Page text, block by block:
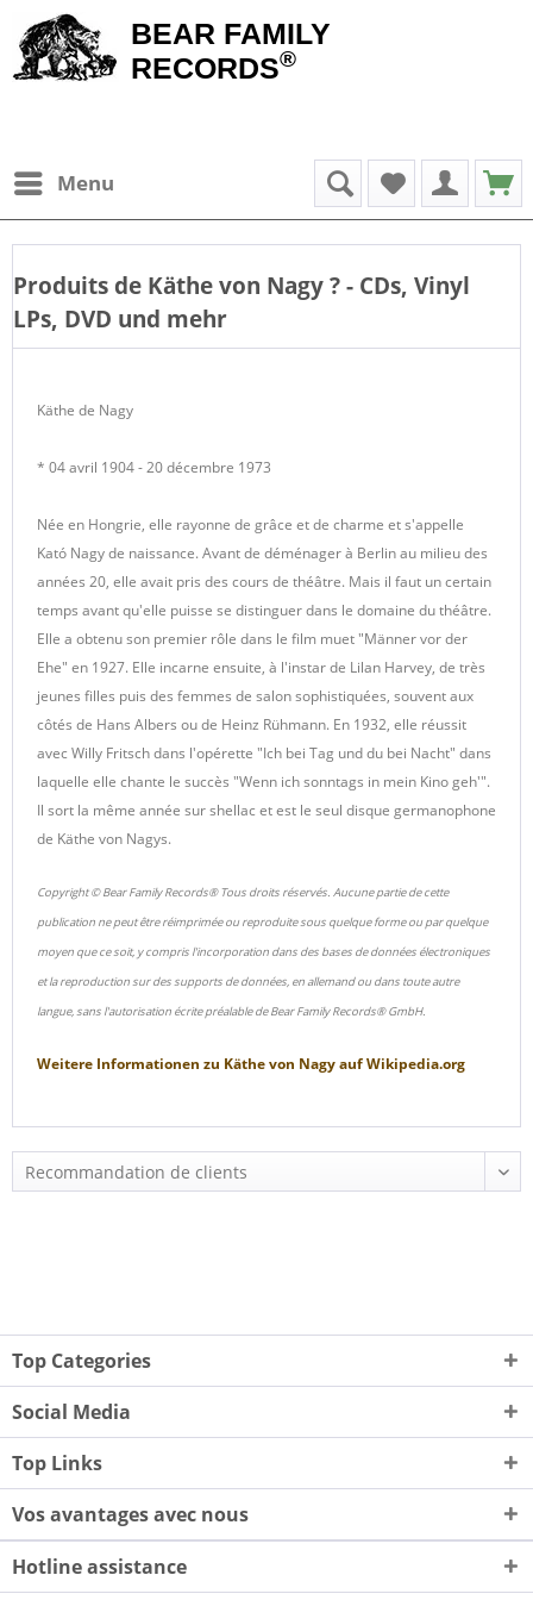
BEAR FAMILY
RECORDS®
Menu
Produits de Käthe von Nagy? - CDs, Vinyl
LPs, DVD und mehr
Käthe de Nagy
* 04 avril 1904 - 20 décembre 1973
Née en Hongrie, elle rayonne de grâce et de charme et s'appelle
Kató Nagy de naissance. Avant de déménager à Berlin au milieu des
années 20, elle avait pris des cours de théâtre. Mais il faut un certain
temps avant qu'elle puisse se distinguer dans le domaine du théâtre.
Elle a obtenu son premier rôle dans le film muet "Männer vor der
Ehe" en 1927. Elle incarne ensuite, à l'instar de Lilan Harvey, de très
jeunes filles puis des femmes de salon sophistiquées, souvent aux
côtés de Hans Albers ou de Heinz Rühmann. En 1932, elle réussit
avec Willy Fritsch dans l'opérette "Ich bei Tag und du bei Nacht" dans
laquelle elle chante le succès "Wenn ich sonntags in mein Kino geh'".
Il sort la même année sur shellac et est le seul disque germanophone
de Käthe von Nagys.
Copyright © Bear Family Records® Tous droits réservés. Aucune partie de cette
publication ne peut être réimprimée ou reproduite sous quelque forme ou par quelque
moyen que ce soit, y compris l'incorporation dans des bases de données électroniques
et la reproduction sur des supports de données, en allemand ou dans toute autre
langue, sans l'autorisation écrite préalable de Bear Family Records® GmbH.
Weitere Informationen zu Käthe von NagyaufWikipedia.org
Top Categories
Social Media
Top Links
Vos avantages avec nous
Hotline assistance